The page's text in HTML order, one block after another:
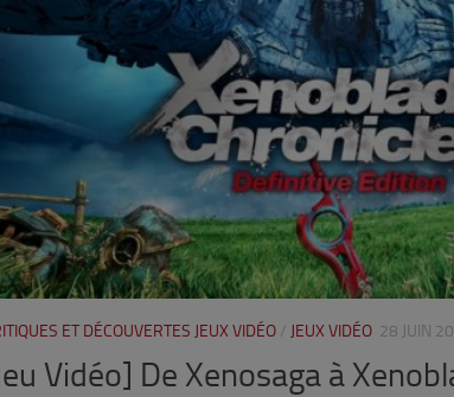
ET DÉCOUVERTES JEUX VIDÉO / JEUX VIDÉO 28 JUIN
Vidéo] De Xenosaga à